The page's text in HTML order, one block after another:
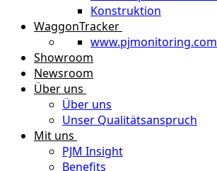
Konstruktion
WaggonTracker
www.pjmonitoring.com
Showroom
Newsroom
Über uns
Über uns
Unser Qualitätsanspruch
Mit uns
PJM Insight
Benefits